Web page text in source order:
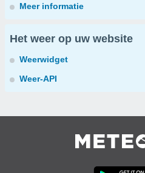
Meer informatie
Het weer op uw website
Weerwidget
Weer-API